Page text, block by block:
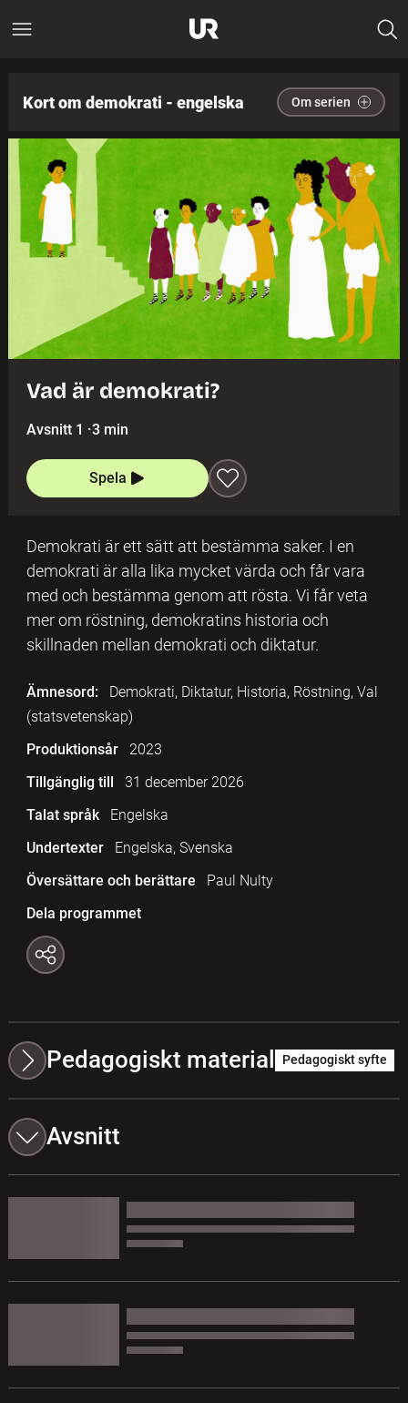
Kort om demokrati - engelska Om serien
Vad är demokrati?
Avsnitt 1 ·3 min
Spela
Demokrati är ett sätt att bestämma saker. I en
demokrati är alla lika mycket värda och får vara
med och bestämma genom att rösta. Vi får veta
mer om röstning, demokratins historia och
skillnaden mellan demokrati och diktatur.
Ämnesord:
Demokrati, Diktatur, Historia, Röstning, Val
(statsvetenskap)
Produktionsår
2023
Tillgänglig till
31 december 2026
Talat språk
Engelska
Undertexter
Engelska, Svenska
Översättare och berättare
Paul Nulty
Dela programmet
Pedagogiskt material Pedagogiskt syfte
Avsnitt